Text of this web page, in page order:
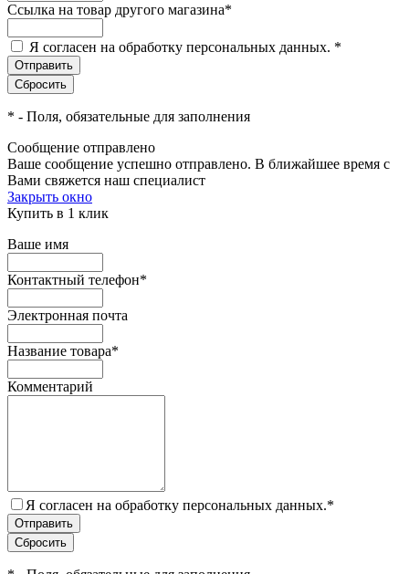
Ссылка на товар другого магазина*
Я согласен на обработку персональных данных. *
* - Поля, обязательные для заполнения
Сообщение отправлено
Ваше сообщение успешно отправлено. В ближайшее время с
Вами свяжется наш специалист
Закрыть окно
Купить в 1 клик
Ваше имя
Контактный телефон*
Электронная почта
Название товара*
Комментарий
Я согласен на обработку персональных данных.*